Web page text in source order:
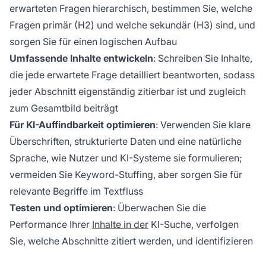
erwarteten Fragen hierarchisch, bestimmen Sie, welche
Fragen primär (H2) und welche sekundär (H3) sind, und
sorgen Sie für einen logischen Aufbau
Umfassende Inhalte entwickeln: Schreiben Sie Inhalte,
die jede erwartete Frage detailliert beantworten, sodass
jeder Abschnitt eigenständig zitierbar ist und zugleich
zum Gesamtbild beiträgt
Für KI-Auffindbarkeit optimieren: Verwenden Sie klare
Überschriften, strukturierte Daten und eine natürliche
Sprache, wie Nutzer und KI-Systeme sie formulieren;
vermeiden Sie Keyword-Stuffing, aber sorgen Sie für
relevante Begriffe im Textfluss
Testen und optimieren: Überwachen Sie die
Performance Ihrer Inhalte in der KI-Suche, verfolgen
Sie, welche Abschnitte zitiert werden, und identifizieren